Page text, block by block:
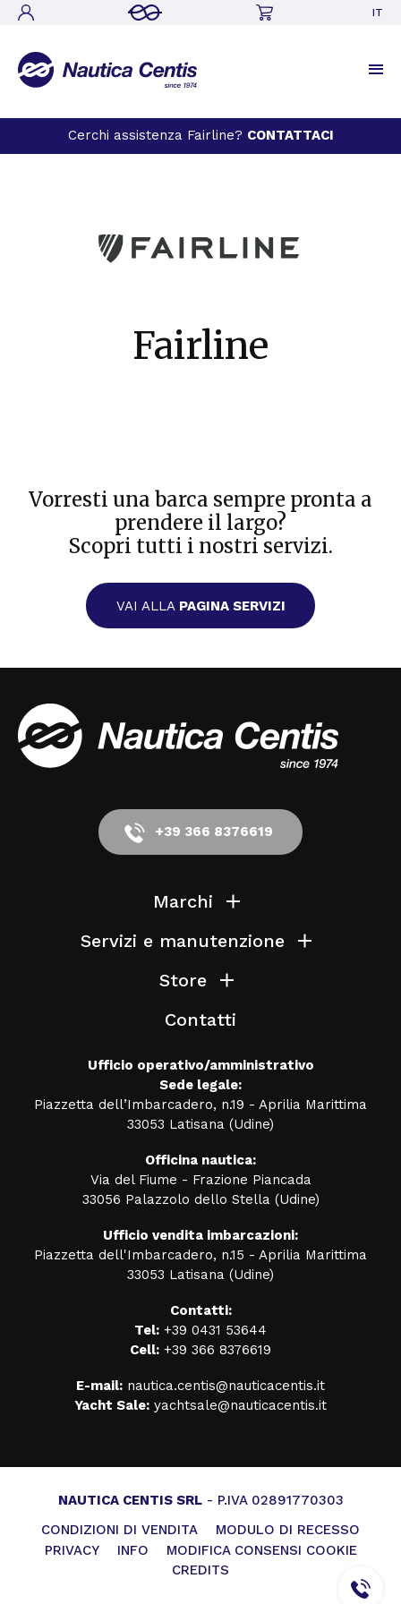
IT
Cerchi assistenza Fairline? CONTATTACI
Fairline
Vorresti una barca sempre pronta a
prendere il largo?
Scopri tutti i nostri servizi.
VAI ALLA PAGINA SERVIZI
+39 366 8376619
Marchi
Servizi e manutenzione
Store
Contatti
Ufficio operativo/amministrativo
Sede legale:
Piazzetta dell’Imbarcadero, n.19 - Aprilia Marittima
33053 Latisana (Udine)
Officina nautica:
Via del Fiume - Frazione Piancada
33056 Palazzolo dello Stella (Udine)
Ufficio vendita imbarcazioni:
Piazzetta dell'Imbarcadero, n.15 - Aprilia Marittima
33053 Latisana (Udine)
Contatti:
Tel: +39 0431 53644
Cell: +39 366 8376619
E-mail: nautica.centis@nauticacentis.it
Yacht Sale: yachtsale@nauticacentis.it
NAUTICA CENTIS SRL- P.IVA 02891770303
CONDIZIONI DI VENDITA
MODULO DI RECESSO
PRIVACY
INFO
MODIFICA CONSENSI COOKIE
CREDITS